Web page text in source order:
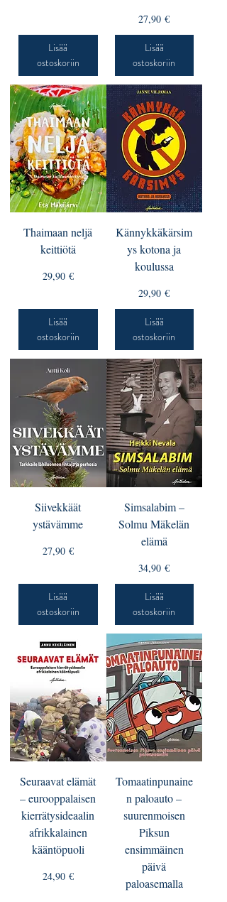
Lisää
ostoskoriin
Hinta
27,90 €
Lisää
ostoskoriin
Thaimaan neljä
keittiötä
Hinta
29,90 €
Lisää
ostoskoriin
Kännykkäkärsim
ys kotona ja
koulussa
Hinta
29,90 €
Lisää
ostoskoriin
Siivekkäät
ystävämme
Hinta
27,90 €
Lisää
ostoskoriin
Simsalabim –
Solmu Mäkelän
elämä
Hinta
34,90 €
Lisää
ostoskoriin
Seuraavat elämät
– eurooppalaisen
kierrätysideaalin
afrikkalainen
kääntöpuoli
Hinta
24,90 €
Tomaatinpunaine
n paloauto –
suurenmoisen
Piksun
ensimmäinen
päivä
paloasemalla